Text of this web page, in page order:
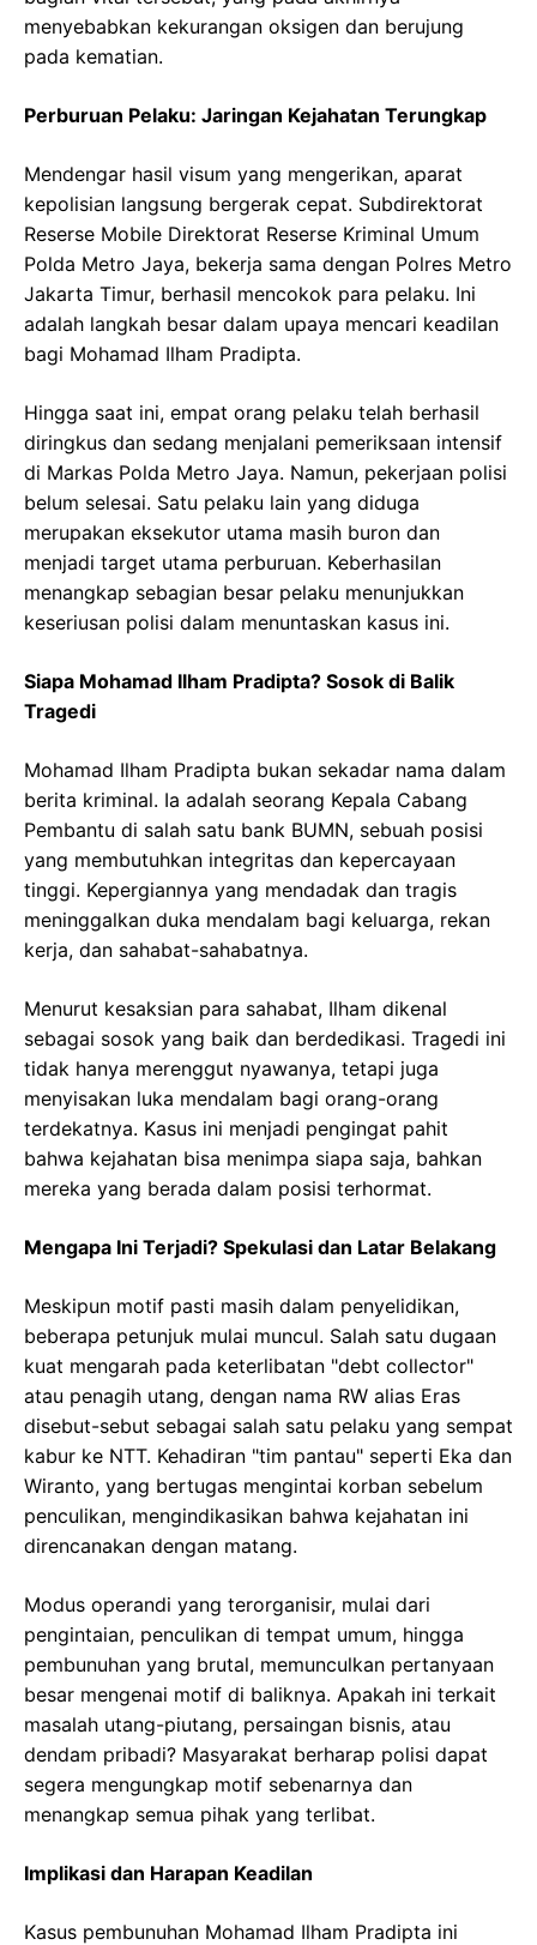
menyebabkan kekurangan oksigen dan berujung
pada kematian.
Perburuan Pelaku: Jaringan Kejahatan Terungkap
Mendengar hasil visum yang mengerikan, aparat
kepolisian langsung bergerak cepat. Subdirektorat
Reserse Mobile Direktorat Reserse Kriminal Umum
Polda Metro Jaya, bekerja sama dengan Polres Metro
Jakarta Timur, berhasil mencokok para pelaku. Ini
adalah langkah besar dalam upaya mencari keadilan
bagi Mohamad Ilham Pradipta.
Hingga saat ini, empat orang pelaku telah berhasil
diringkus dan sedang menjalani pemeriksaan intensif
di Markas Polda Metro Jaya. Namun, pekerjaan polisi
belum selesai. Satu pelaku lain yang diduga
merupakan eksekutor utama masih buron dan
menjadi target utama perburuan. Keberhasilan
menangkap sebagian besar pelaku menunjukkan
keseriusan polisi dalam menuntaskan kasus ini.
Siapa Mohamad Ilham Pradipta? Sosok di Balik
Tragedi
Mohamad Ilham Pradipta bukan sekadar nama dalam
berita kriminal. Ia adalah seorang Kepala Cabang
Pembantu di salah satu bank BUMN, sebuah posisi
yang membutuhkan integritas dan kepercayaan
tinggi. Kepergiannya yang mendadak dan tragis
meninggalkan duka mendalam bagi keluarga, rekan
kerja, dan sahabat-sahabatnya.
Menurut kesaksian para sahabat, Ilham dikenal
sebagai sosok yang baik dan berdedikasi. Tragedi ini
tidak hanya merenggut nyawanya, tetapi juga
menyisakan luka mendalam bagi orang-orang
terdekatnya. Kasus ini menjadi pengingat pahit
bahwa kejahatan bisa menimpa siapa saja, bahkan
mereka yang berada dalam posisi terhormat.
Mengapa Ini Terjadi? Spekulasi dan Latar Belakang
Meskipun motif pasti masih dalam penyelidikan,
beberapa petunjuk mulai muncul. Salah satu dugaan
kuat mengarah pada keterlibatan "debt collector"
atau penagih utang, dengan nama RW alias Eras
disebut-sebut sebagai salah satu pelaku yang sempat
kabur ke NTT. Kehadiran "tim pantau" seperti Eka dan
Wiranto, yang bertugas mengintai korban sebelum
penculikan, mengindikasikan bahwa kejahatan ini
direncanakan dengan matang.
Modus operandi yang terorganisir, mulai dari
pengintaian, penculikan di tempat umum, hingga
pembunuhan yang brutal, memunculkan pertanyaan
besar mengenai motif di baliknya. Apakah ini terkait
masalah utang-piutang, persaingan bisnis, atau
dendam pribadi? Masyarakat berharap polisi dapat
segera mengungkap motif sebenarnya dan
menangkap semua pihak yang terlibat.
Implikasi dan Harapan Keadilan
Kasus pembunuhan Mohamad Ilham Pradipta ini